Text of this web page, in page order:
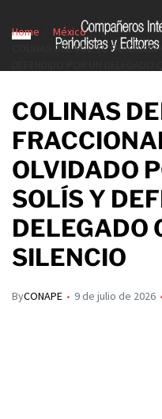
Home
México
COLINAS DEL SOL: EL
COLINAS
OLVIDADO
SOLÍS Y
DELEGADO
SILENCIO
ByCONAPE 9 de julio de 2026